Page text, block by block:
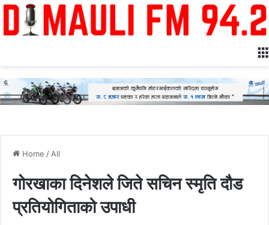
Home / All
गोरखाका दिनेशले जिते सचिन स्मृति दौड
प्रतियोगिताको उपाधी